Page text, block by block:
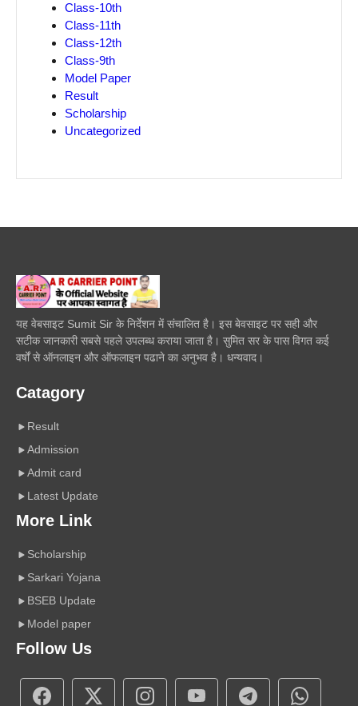
Class-10th
Class-11th
Class-12th
Class-9th
Model Paper
Result
Scholarship
Uncategorized
यह वेबसाइट Sumit Sir के निर्देशन में संचालित है। इस बेवसाइट पर सही और
सटीक जानकारी सबसे पहले उपलब्ध कराया जाता है। सुमित सर के पास विगत कई
वर्षों से ऑनलाइन और ऑफलाइन पढाने का अनुभव है। धन्यवाद।
Catagory
Result
Admission
Admit card
Latest Update
More Link
Scholarship
Sarkari Yojana
BSEB Update
Model paper
Follow Us